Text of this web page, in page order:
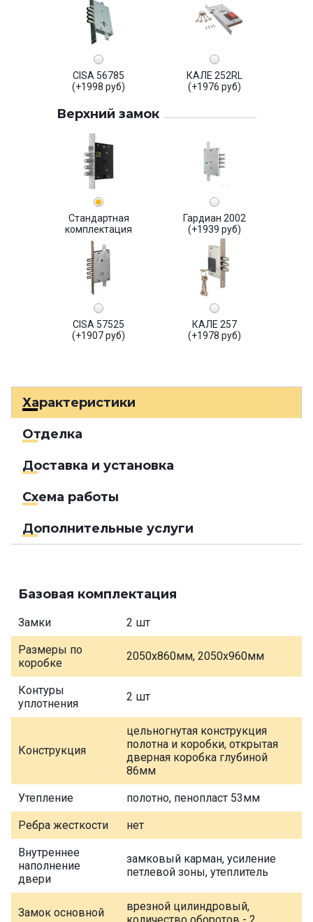
CISA 56785
(+1998 руб)
КАЛЕ 252RL
(+1976 руб)
Верхний замок
Стандартная
комплектация
Гардиан 2002
(+1939 руб)
CISA 57525
(+1907 руб)
КАЛЕ 257
(+1978 руб)
Характеристики
Отделка
Доставка и установка
Схема работы
Дополнительные услуги
Базовая комплектация
Замки 2 шт
Размеры по
коробке
2050х860мм, 2050х960мм
Контуры
уплотнения
2 шт
Конструкция
цельногнутая конструкция
полотна и коробки, открытая
дверная коробка глубиной
86мм
Утепление полотно, пенопласт 53мм
Ребра жесткости нет
Внутреннее
наполнение
двери
замковый карман, усиление
петлевой зоны, утеплитель
Замок основной
врезной цилиндровый,